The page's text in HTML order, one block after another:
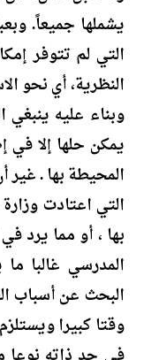
يشملها جميعاً.
التي لم تتوفر
النظرية، أي نحو
وبناء عليه ينبغي
يمكن حلها إلا
المحيطة بها . غير
التي اعتادت
بها ، أو مما يرد
المدرسي غالبا
البحث عن أسباب
وقتا كبيرا